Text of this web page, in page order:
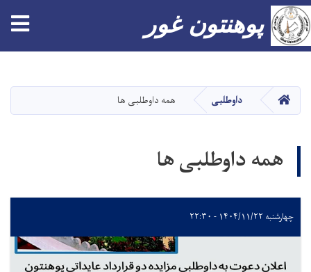
main
content
پوهنتون غور
صفحه اصلیداوطلبی همه داوطلبی ها
همه داوطلبی ها
چهارشنبه ۱۴۰۴/۱۱/۲۲ - ۲۲:۳۰